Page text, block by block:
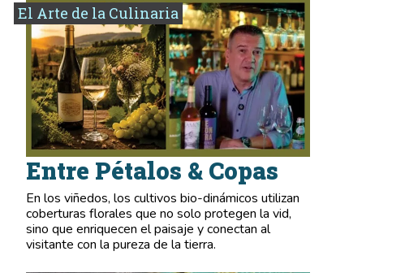
El Arte de la Culinaria
Entre Pétalos & Copas
En los viñedos, los cultivos bio-dinámicos utilizan
coberturas florales que no solo protegen la vid,
sino que enriquecen el paisaje y conectan al
visitante con la pureza de la tierra.